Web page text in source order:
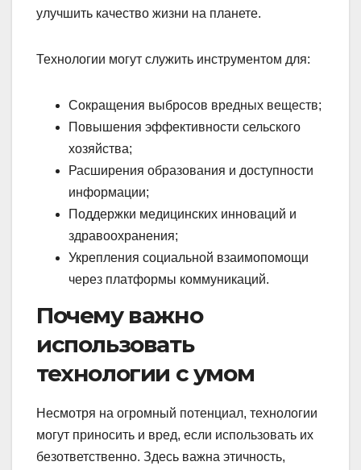
улучшить качество жизни на планете.
Технологии могут служить инструментом для:
Сокращения выбросов вредных веществ;
Повышения эффективности сельского
хозяйства;
Расширения образования и доступности
информации;
Поддержки медицинских инноваций и
здравоохранения;
Укрепления социальной взаимопомощи
через платформы коммуникаций.
Почему важно
использовать
технологии с умом
Несмотря на огромный потенциал, технологии
могут приносить и вред, если использовать их
безответственно. Здесь важна этичность,